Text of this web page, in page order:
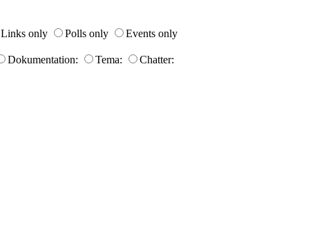
Links only Polls only
Events only
Dokumentation: Tema:
Chatter: